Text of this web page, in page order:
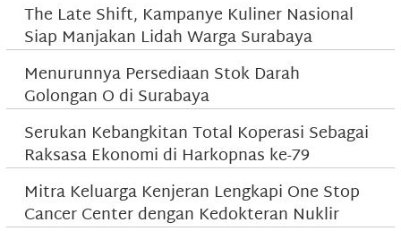
The Late Shift, Kampanye Kuliner Nasional
Siap Manjakan Lidah Warga Surabaya
Menurunnya Persediaan Stok Darah
Golongan O di Surabaya
Serukan Kebangkitan Total Koperasi Sebagai
Raksasa Ekonomi di Harkopnas ke-79
Mitra Keluarga Kenjeran Lengkapi One Stop
Cancer Center dengan Kedokteran Nuklir